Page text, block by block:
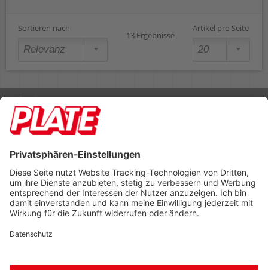
Sortieren nach
13 Ergebnisse
Artikel pro Seite
Rufen Sie uns an 04298 401-0
Lieferbedingungen Impressum
Footer anzeigen
PLATE Büromaterial Vertriebs GmbH
Hilligenwarf 5